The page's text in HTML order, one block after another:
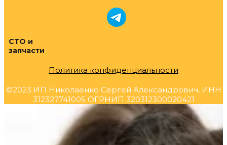
СТО и
запчасти
Политика конфиденциальности
©2023 ИП Николаенко Сергей Александрович, ИНН
312327741005 ОГРНИП 320312300020421